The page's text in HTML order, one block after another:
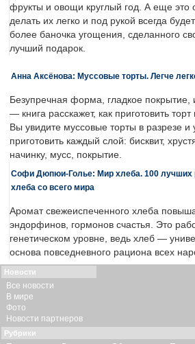
фрукты и овощи круглый год. А еще это
делать их легко и под рукой всегда
более баночка угощения, сделанного
лучший подарок.
Анна Аксёнова: Муссовые торты. Легче
Безупречная форма, гладкое покрытие,
— книга расскажет, как приготовить
Вы увидите муссовые торты в разрезе и
приготовить каждый слой: бисквит,
начинку, мусс, покрытие.
Софи Дюпюи-Голье: Мир хлеба. 100 лучших
хлеба со всего мира
Аромат свежеиспеченного хлеба
эндорфинов, гормонов счастья. Это
генетическом уровне, ведь хлеб —
основа повседневного рациона всех
Новости
Все новости
В мире
Фото
Новости партнеров
Рубрики